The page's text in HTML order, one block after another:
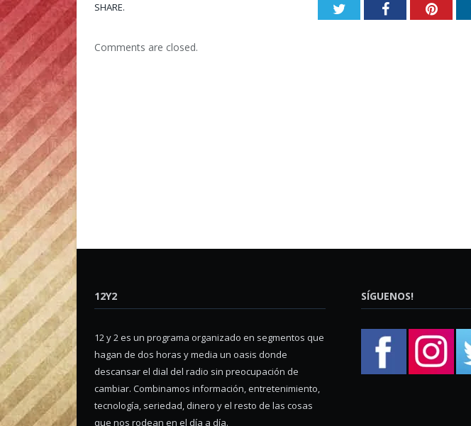
SHARE. TwitterFacebook
Comments are closed.
12Y2
12 y 2 es un programa organizado en segmentos que
hagan de dos horas y media un oasis donde
descansar el dial del radio sin preocupación de
cambiar. Combinamos información, entretenimiento,
tecnología, seriedad, dinero y el resto de las cosas
que nos rodean en el día a día.
SÍGUENOS!